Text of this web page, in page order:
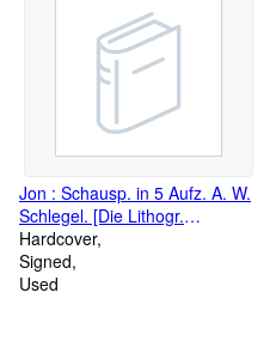
Jon : Schausp. in 5 Aufz. A. W.
Schlegel. [Die Lithogr.
stammen v. Erich Metzoldt. Die
Hrsg. besorgte Anton Putz zu
Adlersthurn]
Hardcover
Signed
Used